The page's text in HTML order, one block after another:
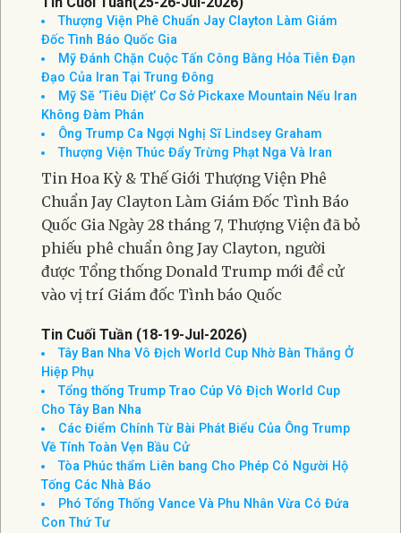
Thượng Viện Phê Chuẩn Jay Clayton Làm Giám
Đốc Tình Báo Quốc Gia
Mỹ Đánh Chặn Cuộc Tấn Công Bằng Hỏa Tiễn Đạn
Đạo Của Iran Tại Trung Đông
Mỹ Sẽ ‘Tiêu Diệt’ Cơ Sở Pickaxe Mountain Nếu Iran
Không Đàm Phán
Ông Trump Ca Ngợi Nghị Sĩ Lindsey Graham
Thượng Viện Thúc Đẩy Trừng Phạt Nga Và Iran
Tin Hoa Kỳ & Thế Giới Thượng Viện Phê
Chuẩn Jay Clayton Làm Giám Đốc Tình Báo
Quốc Gia Ngày 28 tháng 7, Thượng Viện đã bỏ
phiếu phê chuẩn ông Jay Clayton, người
được Tổng thống Donald Trump mới đề cử
vào vị trí Giám đốc Tình báo Quốc
Tin Cuối Tuần (18-19-Jul-2026)
Tây Ban Nha Vô Địch World Cup Nhờ Bàn Thắng Ở
Hiệp Phụ
Tổng thống Trump Trao Cúp Vô Địch World Cup
Cho Tây Ban Nha
Các Điểm Chính Từ Bài Phát Biểu Của Ông Trump
Về Tính Toàn Vẹn Bầu Cử
Tòa Phúc thẩm Liên bang Cho Phép Có Người Hộ
Tống Các Nhà Báo
Phó Tổng Thống Vance Và Phu Nhân Vừa Có Đứa
Con Thứ Tư